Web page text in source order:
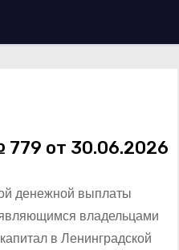
от 30.06.2026
денежной выплаты
владельцами
в Ленинградской